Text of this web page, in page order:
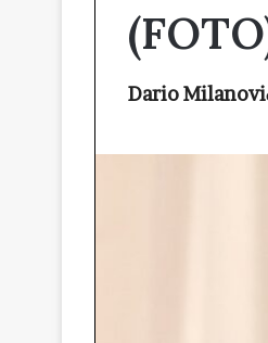
Dario